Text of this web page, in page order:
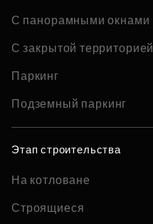
С панорамными окнами
С закрытой территорией
Паркинг
Подземный паркинг
Этап строительства
На котловане
Строящиеся